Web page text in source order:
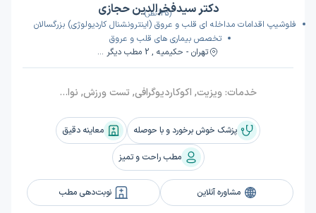
(135 نظر)
دکتر سیدفخرالدین حجازی
فلوشیپ اقدامات مداخله ای قلب و عروق (اینترونشنال کاردیولوژی) بزرگسالان
تخصص بیماری های قلب و عروق
تهران - حکیمیه , 2 مطب دیگر ...
خدمات: ویزیت, اکوکاردیوگرافی, تست ورزش, نوار قلب, هولتر ریتم, هولتر فشارخون
پزشک خوش برخورد و با حوصله معاینه دقیق
مطب راحت و تمیز
مشاوره آنلاین نوبت‌دهی مطب